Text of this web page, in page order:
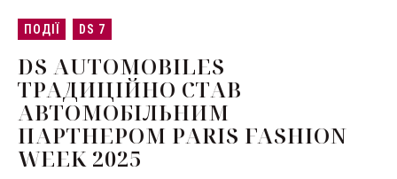
ПОДІЇ DS 7
DS AUTOMOBILES
ТРАДИЦІЙНО СТАВ
АВТОМОБІЛЬНИМ
ПАРТНЕРОМ PARIS FASHION
WEEK 2025